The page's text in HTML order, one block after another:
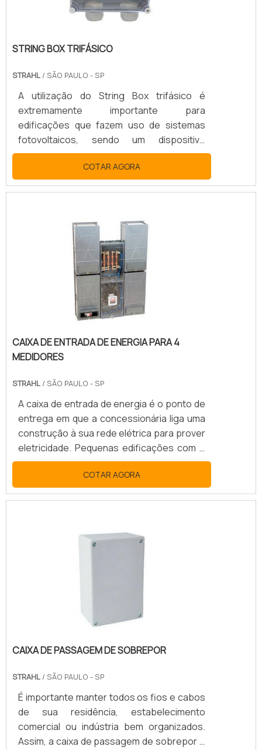
STRING BOX TRIFÁSICO
STRAHL / SÃO PAULO - SP
A utilização do String Box trifásico é
extremamente importante para
edificações que fazem uso de sistemas
fotovoltaicos, sendo um dispositivo
obrigatório para sistemas ligados à rede.
Isso porque esse tipo de dispositivo é o
grande responsável por proporcionar toda
carga elétrica, gerando um isolamento
elétrico entre as placas de geração e os
outros componentes que fazem parte da
instalação elétrica da edificação..V.
COTAR AGORA
CAIXA DE ENTRADA DE ENERGIA PARA 4
MEDIDORES
STRAHL / SÃO PAULO - SP
A caixa de entrada de energia é o ponto de
entrega em que a concessionária liga uma
construção à sua rede elétrica para prover
eletricidade. Pequenas edificações com 4
unidades habitacionais ou conjunto de 4
casas podem receber energia elétrica
através de um pequeno agrupamento de
agrupamento pode variar de acordo com a
empresa responsável por cada
COTAR AGORA
CAIXA DE PASSAGEM DE SOBREPOR
STRAHL / SÃO PAULO - SP
É importante manter todos os fios e cabos
de sua residência, estabelecimento
comercial ou indústria bem organizados.
Assim, a caixa de passagem de sobrepor é